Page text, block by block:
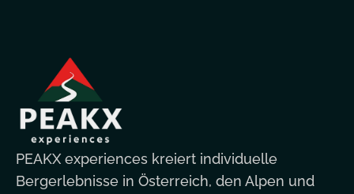
PEAKX experiences kreiert individuelle
Bergerlebnisse in Österreich, den Alpen und